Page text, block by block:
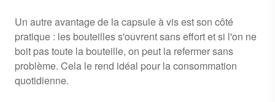
Un autre avantage de la capsule à vis est son côté
pratique : les bouteilles s'ouvrent sans effort et si l'on ne
boit pas toute la bouteille, on peut la refermer sans
problème. Cela le rend idéal pour la consommation
quotidienne.